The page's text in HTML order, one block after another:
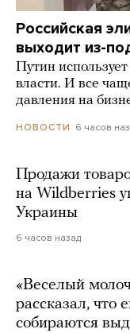
Российская
выходит из-
Путин
власти. И все
давления на
НОВОСТИ 6 часов
Продажи
на Wildberries
Украины
6 часов назад
«Веселый
рассказал, что
собираются